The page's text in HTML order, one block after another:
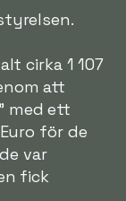
cirka 1 107
att
med ett
för de
var
fick